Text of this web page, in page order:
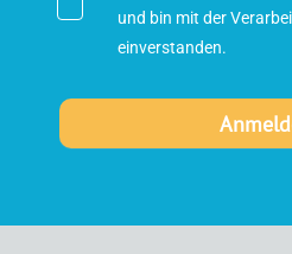
und bin mit der
einverstanden.